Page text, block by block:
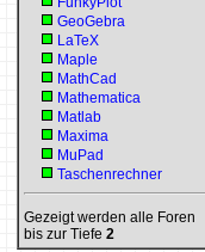
GeoGebra
LaTeX
Maple
MathCad
Mathematica
Matlab
Maxima
MuPad
Taschenrechner
Gezeigt werden alle Foren
bis zur Tiefe 2